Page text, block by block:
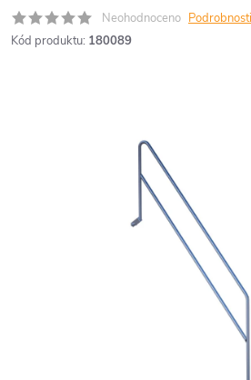
Neohodnoceno
Kód produktu: 180089